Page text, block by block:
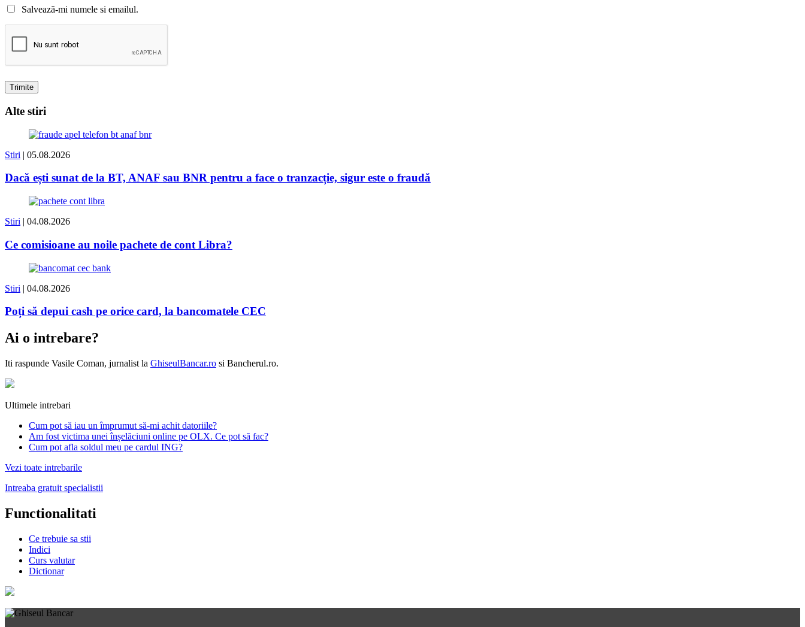
Salvează-mi numele si emailul.
Alte stiri
Stiri | 05.08.2026
Dacă ești sunat de la BT, ANAF sau BNR pentru a face o tranzacție, sigur este o fraudă
Stiri | 04.08.2026
Ce comisioane au noile pachete de cont Libra?
Stiri | 04.08.2026
Poți să depui cash pe orice card, la bancomatele CEC
Ai o intrebare?
Iti raspunde Vasile Coman, jurnalist la GhiseulBancar.ro si Bancherul.ro.
Ultimele intrebari
Cum pot să iau un împrumut să-mi achit datoriile?
Am fost victima unei înșelăciuni online pe OLX. Ce pot să fac?
Cum pot afla soldul meu pe cardul ING?
Vezi toate intrebarile
Intreaba gratuit specialistii
Functionalitati
Ce trebuie sa stii
Indici
Curs valutar
Dictionar